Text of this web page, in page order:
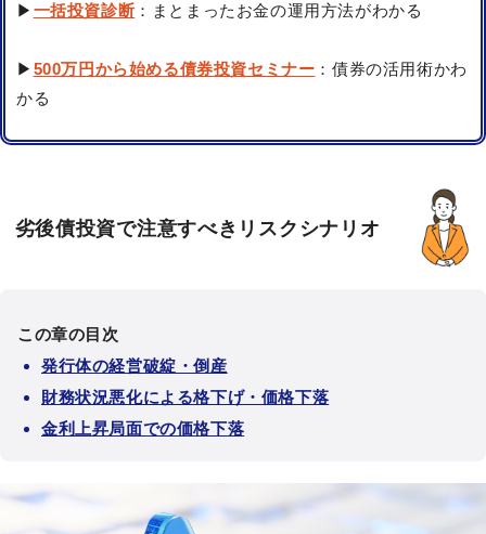
▶ 一括投資診断：まとまったお金の運用方法がわかる
▶ 500万円から始める債券投資セミナー ：債券の活用術かわ
かる
劣後債投資で注意すべきリスクシナリオ
この章の目次
発行体の経営破綻・倒産
財務状況悪化による格下げ・価格下落
金利上昇局面での価格下落